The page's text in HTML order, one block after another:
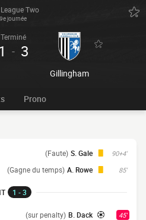
League Two
9e journée
Terminé
1 - 3
Gillingham
Prono
90+4'
S. Gale
(Faute)
85'
A. Rowe
(Gagne du temps)
1 - 3
45'
B. Dack
(sur penalty)